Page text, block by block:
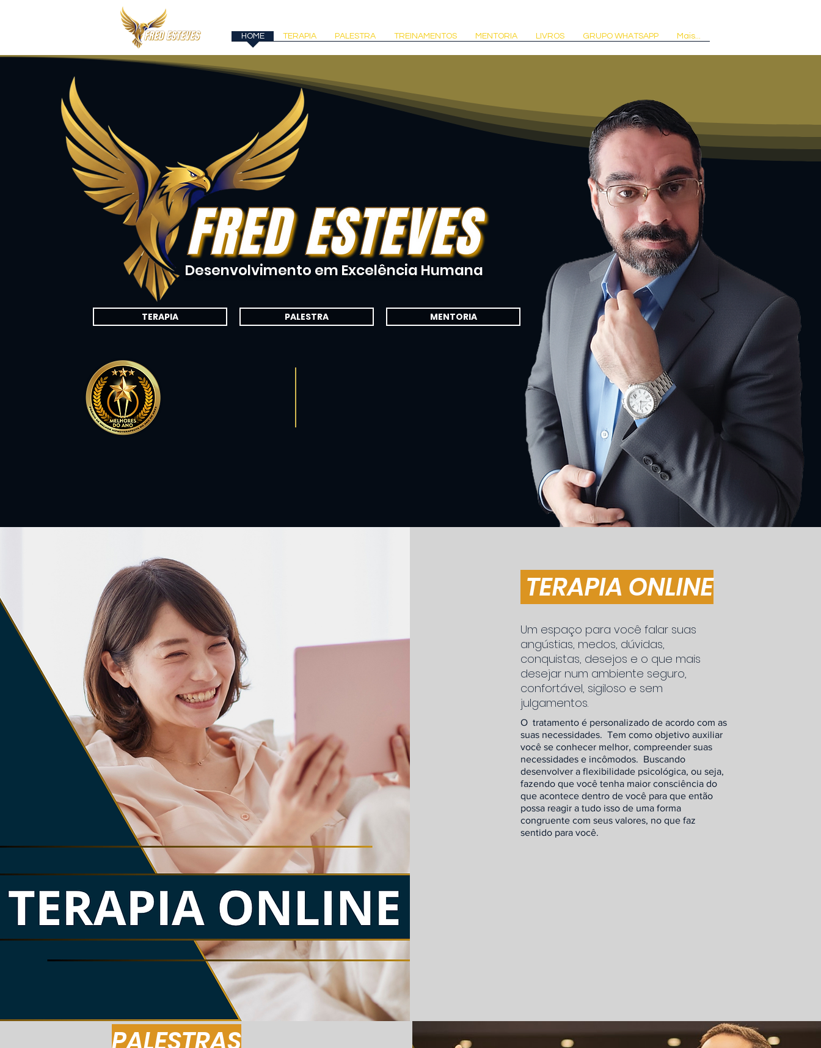
HOME TERAPIA PALESTRA TREINAMENTOS MENTORIA LIVROS GRUPO WHATSAPP Mais...
Desenvolvimento em Excelência Humana
TERAPIA PALESTRA MENTORIA
TERAPIA ONLINE
Um espaço para você falar suas
angústias, medos, dúvidas,
conquistas, desejos e o que mais
desejar num ambiente seguro,
confortável, sigiloso e sem
julgamentos.
O tratamento é personalizado de acordo com as
suas necessidades. Tem como objetivo auxiliar
você se conhecer melhor, compreender suas
necessidades e incômodos. Buscando
desenvolver a flexibilidade psicológica, ou seja,
fazendo que você tenha maior consciência do
que acontece dentro de você para que então
possa reagir a tudo isso de uma forma
congruente com seus valores, no que faz
sentido para você.